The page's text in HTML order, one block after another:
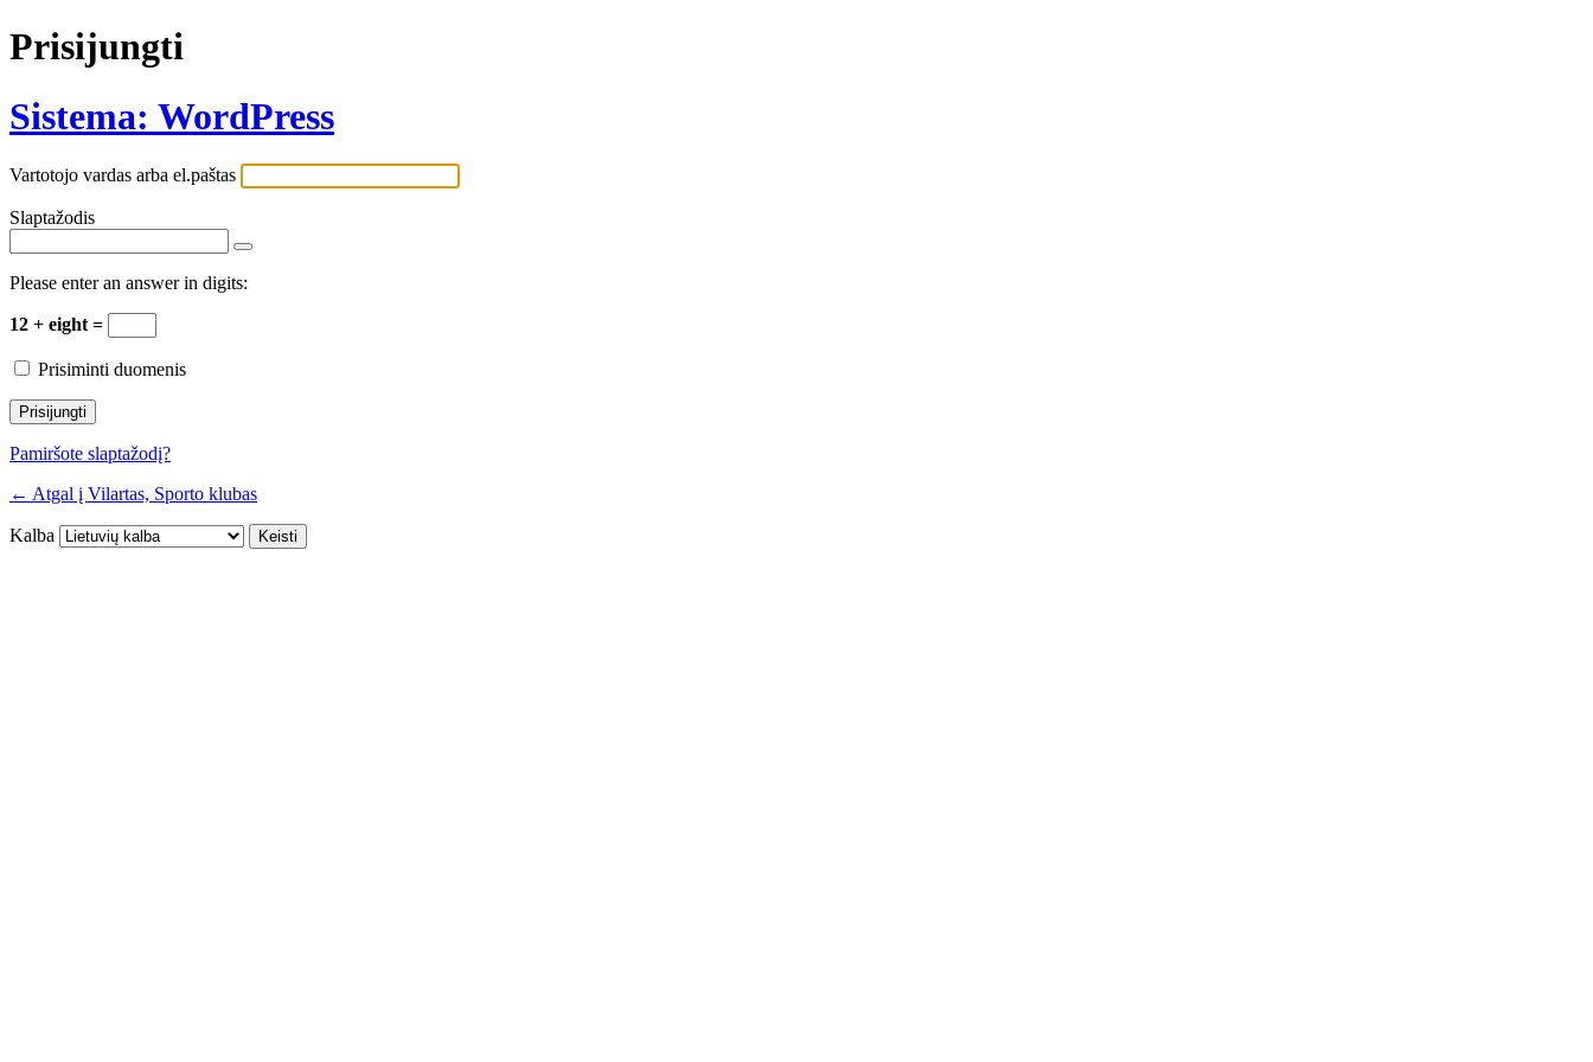
Prisijungti
Sistema: WordPress
Vartotojo vardas arba el.paštas
Slaptažodis
Please enter an answer in digits:
12 + eight =
Prisiminti duomenis
Pamiršote slaptažodį?
← Atgal į Vilartas, Sporto klubas
Kalba